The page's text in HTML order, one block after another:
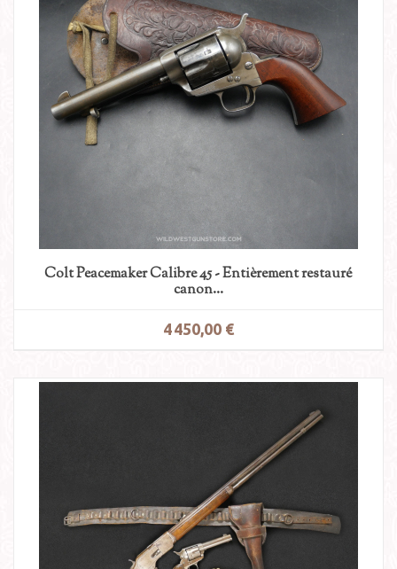
Colt Peacemaker Calibre 45 - Entièrement restauré
canon...
4 450,00 €